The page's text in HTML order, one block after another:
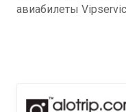
авиабилеты